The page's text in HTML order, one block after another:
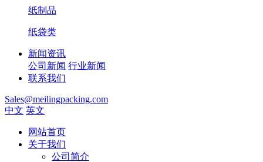
纸制品
纸袋类
新闻资讯
公司新闻 行业新闻
联系我们
Sales@meilingpacking.com
中文 英文
网站首页
关于我们
公司简介